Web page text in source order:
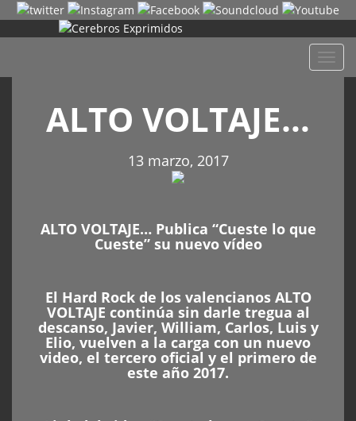
ALTO VOLTAJE…
13 marzo, 2017
ALTO VOLTAJE… Publica “Cueste lo que
Cueste” su nuevo vídeo
El Hard Rock de los valencianos ALTO
VOLTAJE continúa sin darle tregua al
descanso, Javier, William, Carlos, Luis y
Elio, vuelven a la carga con un nuevo
video, el tercero oficial y el primero de
este año 2017.